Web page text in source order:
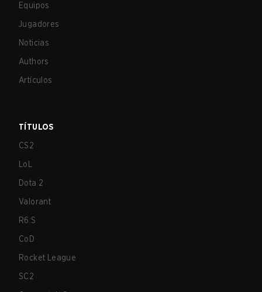
Equipos
Jugadores
Noticias
Authors
Artículos
TÍTULOS
CS2
LoL
Dota 2
Valorant
R6:S
CoD
Rocket League
SC2